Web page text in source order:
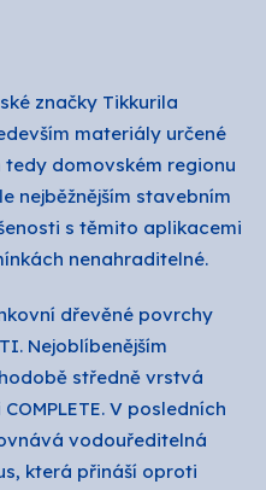
značky Tikkurila
materiály určené
tedy domovském regionu
nejběžnějším stavebním
s těmito aplikacemi
nenahraditelné.
dřevěné povrchy
Nejoblíbenějším
středně vrstvá
V posledních
vodouředitelná
která přináší oproti